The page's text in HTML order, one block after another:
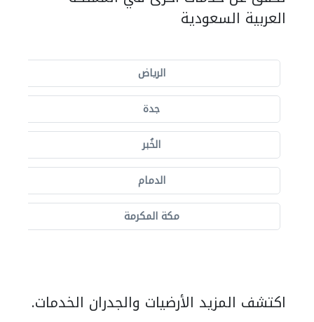
العربية السعودية
الرياض
جدة
الخُبر
الدمام
مكة المكرمة
اكتشف المزيد الأرضيات والجدران الخدمات.